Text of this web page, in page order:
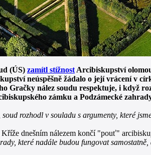
(ÚS) zamítl stížnost Arcibiskupství
neúspěšně žádalo o její vrácení v
Gračky nález soudu respektuje, i když
zámku a Podzámecké
rozhodl v souladu s argumenty, které
dnešním nálezem končí "pouť"
které nadále budou fungovat